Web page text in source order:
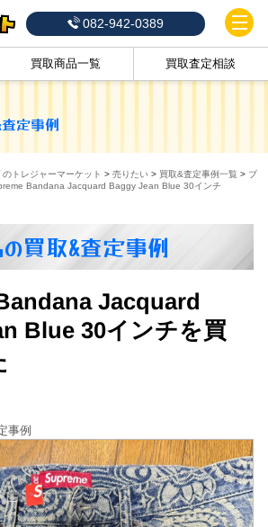
082-942-0389
買取商品一覧 買取査定相談
定事例
トレジャーマーケット > 売りたい> 買取&査定事例一覧 > ブ
Bandana Jacquard Baggy Jean Blue 30インチ
買取&査定事例
Jacquard
Blue 30インチを買
事例